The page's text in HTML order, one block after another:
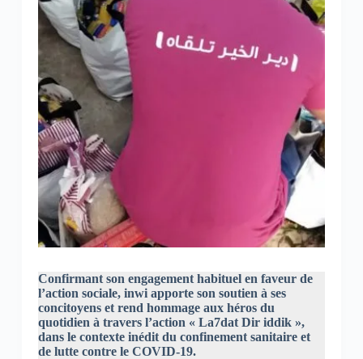
Confirmant son engagement habituel en faveur de
l’action sociale, inwi apporte son soutien à ses
concitoyens et rend hommage aux héros du
quotidien à travers l’action « La7dat Dir iddik »,
dans le contexte inédit du confinement sanitaire et
de lutte contre le COVID-19.